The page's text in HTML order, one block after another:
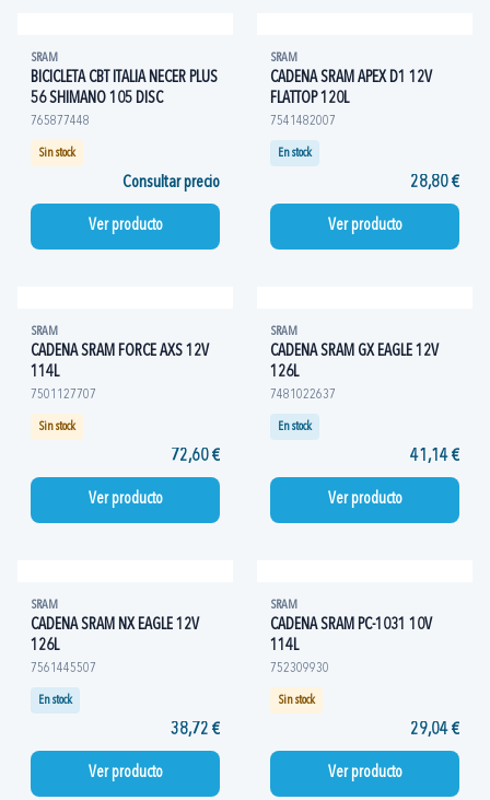
SRAM
BICICLETA CBT ITALIA NECER PLUS
56 SHIMANO 105 DISC
765877448
Sin stock
Consultar precio
Ver producto
SRAM
CADENA SRAM APEX D1 12V
FLATTOP 120L
7541482007
En stock
28,80 €
Ver producto
SRAM
CADENA SRAM FORCE AXS 12V
114L
7501127707
Sin stock
72,60 €
Ver producto
SRAM
CADENA SRAM GX EAGLE 12V
126L
7481022637
En stock
41,14 €
Ver producto
SRAM
CADENA SRAM NX EAGLE 12V
126L
7561445507
En stock
38,72 €
Ver producto
SRAM
CADENA SRAM PC-1031 10V
114L
752309930
Sin stock
29,04 €
Ver producto